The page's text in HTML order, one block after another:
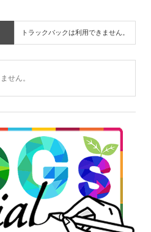
トラックバックは利用できません。
せん。